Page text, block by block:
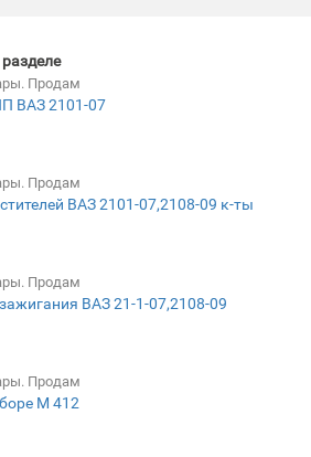
Продам
ВАЗ 2101-07
Продам
ВАЗ 2101-07,2108-09 к-ты
Продам
ВАЗ 21-1-07,2108-09
Продам
М 412